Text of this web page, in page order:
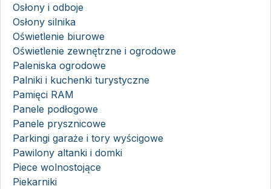
Osłony i odboje
Osłony silnika
Oświetlenie biurowe
Oświetlenie zewnętrzne i ogrodowe
Paleniska ogrodowe
Palniki i kuchenki turystyczne
Pamięci RAM
Panele podłogowe
Panele prysznicowe
Parkingi garaże i tory wyścigowe
Pawilony altanki i domki
Piece wolnostojące
Piekarniki